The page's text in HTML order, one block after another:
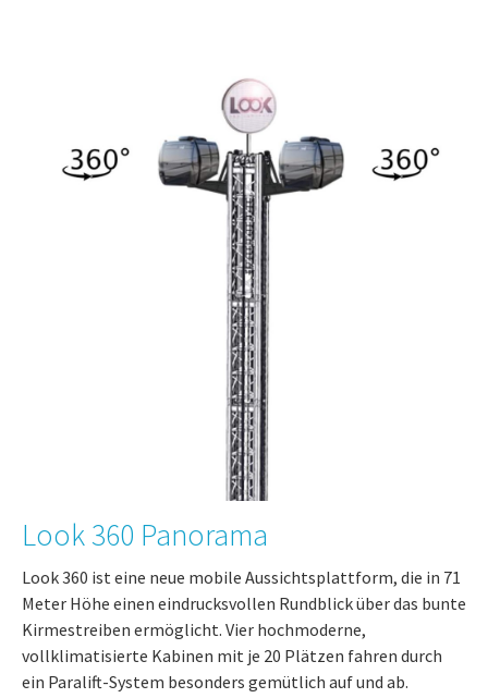
Look 360 Panorama
Look 360 ist eine neue mobile Aussichtsplattform, die in 71
Meter Höhe einen eindrucksvollen Rundblick über das bunte
Kirmestreiben ermöglicht. Vier hochmoderne,
vollklimatisierte Kabinen mit je 20 Plätzen fahren durch
ein Paralift-System besonders gemütlich auf und ab.